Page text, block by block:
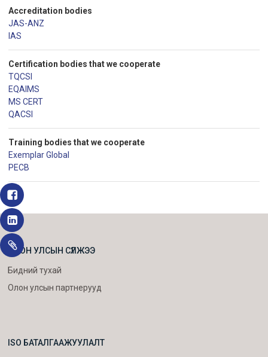
Accreditation bodies
JAS-ANZ
IAS
Certification bodies that we cooperate
TQCSI
EQAIMS
MS CERT
QACSI
Training bodies that we cooperate
Exemplar Global
PECB
ОЛОН УЛСЫН СҮЛЖЭЭ
Бидний тухай
Олон улсын партнерууд
ISO БАТАЛГААЖУУЛАЛТ